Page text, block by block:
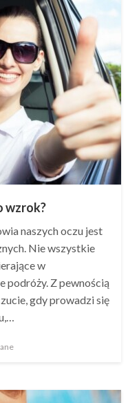
wzrok?
naszych oczu jest
Nie wszystkie
w
podróży. Z pewnością
gdy prowadzi się